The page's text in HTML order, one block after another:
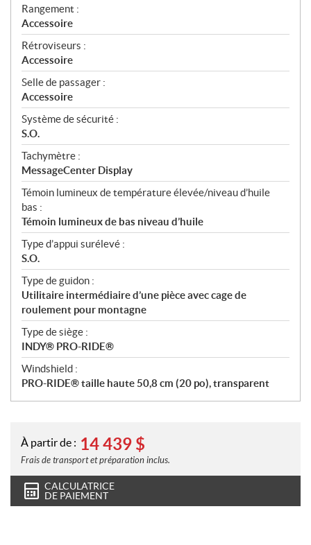
Rangement :
Accessoire
Rétroviseurs :
Accessoire
Selle de passager :
Accessoire
Système de sécurité :
S.O.
Tachymètre :
MessageCenter Display
Témoin lumineux de température élevée/niveau d’huile
bas :
Témoin lumineux de bas niveau d’huile
Type d’appui surélevé :
S.O.
Type de guidon :
Utilitaire intermédiaire d’une pièce avec cage de
roulement pour montagne
Type de siège :
INDY® PRO-RIDE®
Windshield :
PRO-RIDE® taille haute 50,8 cm (20 po), transparent
À partir de : 14 439 $
Frais de transport et préparation inclus.
CALCULATRICE
DE PAIEMENT